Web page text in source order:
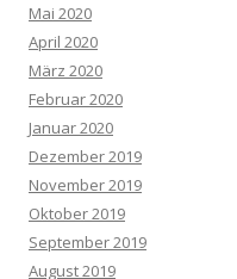
Mai 2020
April 2020
März 2020
Februar 2020
Januar 2020
Dezember 2019
November 2019
Oktober 2019
September 2019
August 2019